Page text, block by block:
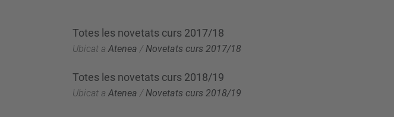
Totes les novetats curs 2017/18
Ubicat a Atenea / Novetats curs 2017/18
Totes les novetats curs 2018/19
Ubicat a Atenea /Novetats curs 2018/19